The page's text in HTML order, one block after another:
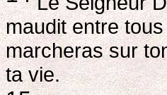
maudit entre
marcheras sur
ta vie.